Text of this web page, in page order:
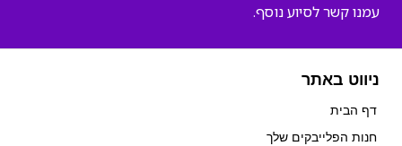
עמנו קשר לסיוע נוסף.
ניווט באתר
דף הבית
חנות הפלייבקים שלך